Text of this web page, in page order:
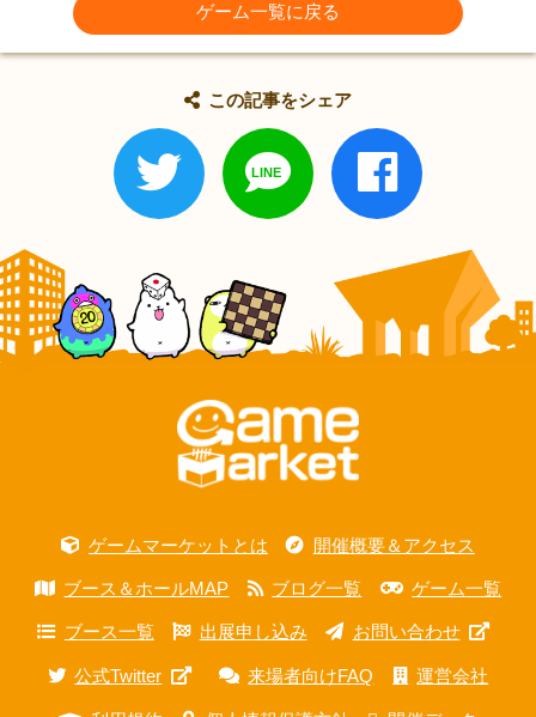
ゲーム一覧に戻る
この記事をシェア
ゲームマーケットとは 開催概要＆アクセス
ブース＆ホールMAP ブログ一覧 ゲーム一覧
ブース一覧 出展申し込み お問い合わせ
公式Twitter 来場者向けFAQ 運営会社